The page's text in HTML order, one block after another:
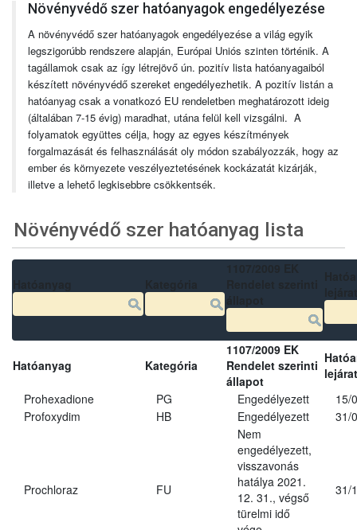
Növényvédő szer hatóanyagok engedélyezése
A növényvédő szer hatóanyagok engedélyezése a világ egyik
legszigorúbb rendszere alapján, Európai Uniós szinten történik. A
tagállamok csak az így létrejövő ún. pozitív lista hatóanyagaiból
készített növényvédő szereket engedélyezhetik. A pozitív listán a
hatóanyag csak a vonatkozó EU rendeletben meghatározott ideig
(általában 7-15 évig) maradhat, utána felül kell vizsgálni. A
folyamatok együttes célja, hogy az egyes készítmények
forgalmazását és felhasználását oly módon szabályozzák, hogy az
ember és környezete veszélyeztetésének kockázatát kizárják,
illetve a lehető legkisebbre csökkentsék.
Növényvédő szer hatóanyag lista
Hatóanyag Kategória
1107/2009 EK
Rendelet szerinti
állapot
Prohexadione
PG Engedélyezett
15/
Profoxydim
HB Engedélyezett 31/
Prochloraz FU
Nem
engedélyezett,
visszavonás
hatálya 2021.
12. 31., végső
türelmi idő
31/